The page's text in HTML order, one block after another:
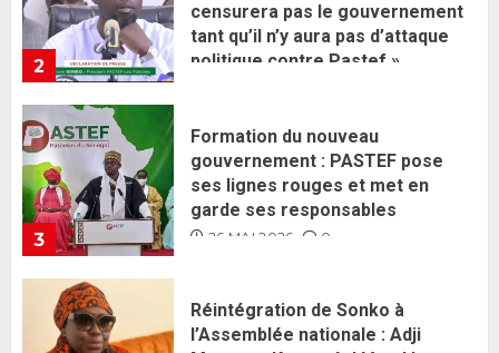
3
ses lignes rouges et met en
garde ses responsables
26 MAI 2026 0
4
Réintégration de Sonko à
l’Assemblée nationale : Adji
Mergane Kanouté défend la
majorité parlementaire
26 MAI 2026 0
Guy Marius Sagna inquiet après la
nomination d’Al Aminou Lo : «